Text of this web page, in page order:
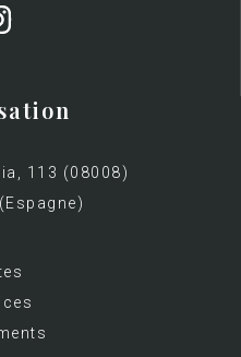
113 (08008)